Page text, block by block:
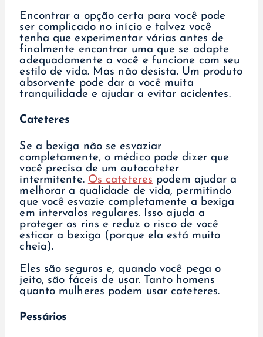
Encontrar a opção certa para você pode
ser complicado no início e talvez você
tenha que experimentar várias antes de
finalmente encontrar uma que se adapte
adequadamente a você e funcione com seu
estilo de vida. Mas não desista. Um produto
absorvente pode dar a você muita
tranquilidade e ajudar a evitar acidentes.
Cateteres
Se a bexiga não se esvaziar
completamente, o médico pode dizer que
você precisa de um autocateter
intermitente. Os cateteres podem ajudar a
melhorar a qualidade de vida, permitindo
que você esvazie completamente a bexiga
em intervalos regulares. Isso ajuda a
proteger os rins e reduz o risco de você
esticar a bexiga (porque ela está muito
cheia).
Eles são seguros e, quando você pega o
jeito, são fáceis de usar. Tanto homens
quanto mulheres podem usar cateteres.
Pessários